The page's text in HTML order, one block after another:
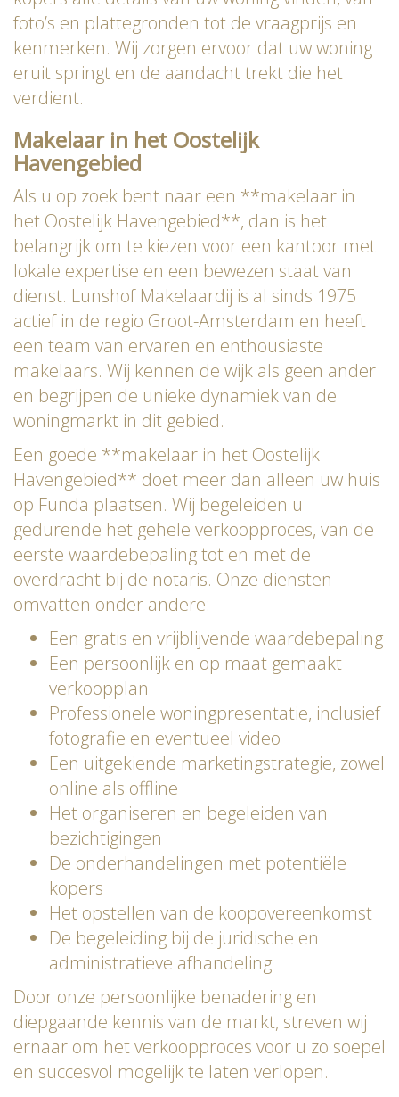
foto’s en plattegronden tot de vraagprijs en
kenmerken. Wij zorgen ervoor dat uw woning
eruit springt en de aandacht trekt die het
verdient.
Makelaar in het Oostelijk
Havengebied
Als u op zoek bent naar een **makelaar in
het Oostelijk Havengebied**, dan is het
belangrijk om te kiezen voor een kantoor met
lokale expertise en een bewezen staat van
dienst. Lunshof Makelaardij is al sinds 1975
actief in de regio Groot-Amsterdam en heeft
een team van ervaren en enthousiaste
makelaars. Wij kennen de wijk als geen ander
en begrijpen de unieke dynamiek van de
woningmarkt in dit gebied.
Een goede **makelaar in het Oostelijk
Havengebied** doet meer dan alleen uw huis
op Funda plaatsen. Wij begeleiden u
gedurende het gehele verkoopproces, van de
eerste waardebepaling tot en met de
overdracht bij de notaris. Onze diensten
omvatten onder andere:
Een gratis en vrijblijvende waardebepaling
Een persoonlijk en op maat gemaakt
verkoopplan
Professionele woningpresentatie, inclusief
fotografie en eventueel video
Een uitgekiende marketingstrategie, zowel
online als offline
Het organiseren en begeleiden van
bezichtigingen
De onderhandelingen met potentiële
kopers
Het opstellen van de koopovereenkomst
De begeleiding bij de juridische en
administratieve afhandeling
Door onze persoonlijke benadering en
diepgaande kennis van de markt, streven wij
ernaar om het verkoopproces voor u zo soepel
en succesvol mogelijk te laten verlopen.